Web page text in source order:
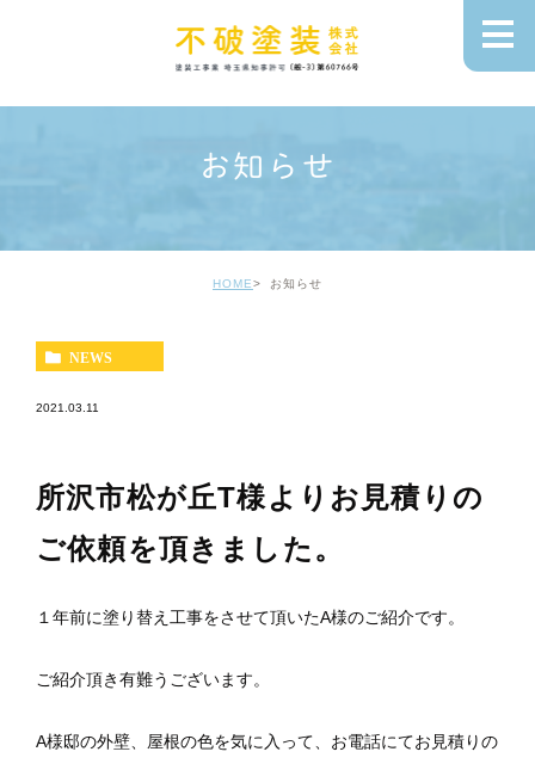
お知らせ
HOME お知らせ
NEWS
2021.03.11
所沢市松が丘T様よりお見積りの
ご依頼を頂きました。
１年前に塗り替え工事をさせて頂いたA様のご紹介です。
ご紹介頂き有難うございます。
A様邸の外壁、屋根の色を気に入って、お電話にてお見積りの